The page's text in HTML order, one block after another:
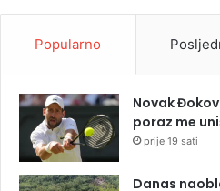
Popularno
Novak
poraz me
prije 19 sati
Danas